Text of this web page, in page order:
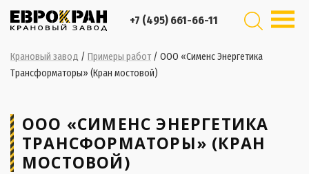
+7 (495) 661-66-11
Крановый завод / Примеры работ / ООО «Сименс Энергетика
Трансформаторы» (Кран мостовой)
ООО «СИМЕНС ЭНЕРГЕТИКА
ТРАНСФОРМАТОРЫ» (КРАН
МОСТОВОЙ)